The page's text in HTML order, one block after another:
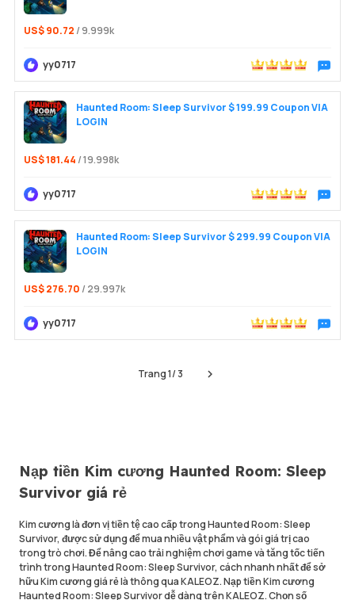
US$ 90.72 / 9.999k
yy0717
Trò
Haunted Room: Sleep Survivor $ 199.99 Coupon VIA
LOGIN
US$ 181.44 / 19.998k
yy0717
Trò
Haunted Room: Sleep Survivor $ 299.99 Coupon VIA
LOGIN
US$ 276.70 / 29.997k
yy0717
Trò
Trang1/3
Nạp tiền Kim cương Haunted Room: Sleep
Survivor giá rẻ
Kim cương là đơn vị tiền tệ cao cấp trong Haunted Room: Sleep
Survivor, được sử dụng để mua nhiều vật phẩm và gói giá trị cao
trong trò chơi. Để nâng cao trải nghiệm chơi game và tăng tốc tiến
trình trong Haunted Room: Sleep Survivor, cách nhanh nhất để sở
hữu Kim cương giá rẻ là thông qua KALEOZ. Nạp tiền Kim cương
Haunted Room: Sleep Survivor dễ dàng trên KALEOZ. Chọn số